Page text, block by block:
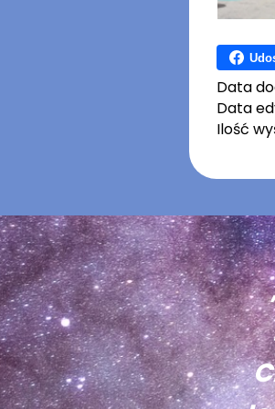
Data
Data
Ilość